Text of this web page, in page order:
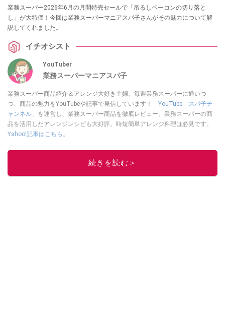
業務スーパー2026年6月の月間特売セールで「吊るしベーコンの切り落と
し」が大特価！今回は業務スーパーマニアスパ子さんがその魅力について解
説してくれました。
イチオシスト
YouTuber
業務スーパーマニアスパ子
業務スーパー商品紹介＆アレンジ大好き主婦。毎週業務スーパーに通いつ
つ、商品の魅力をYouTubeや記事で発信しています！ YouTube「スパ子チ
ャンネル」 を運営し、業務スーパー商品を徹底レビュー。業務スーパーの商
品を活用したアレンジレシピも大好評。時短簡単アレンジ料理は必見です。
Yahoo!記事はこちら。
このイチオシストの他の記事を読む
続きを読む＞